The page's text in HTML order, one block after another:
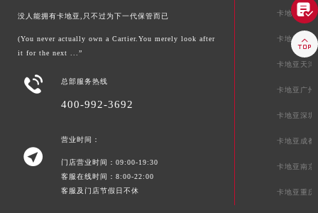
没人能拥有卡地亚,只不过为下一代保管而已
(You never actually own a Cartier.You merely look after
it for the next ...”
 总部服务热线
400-992-3692

营业时间：
门店营业时间：09:00-19:30
客服在线时间：8:00-22:00
客服及门店节假日不休
卡地亚北京
卡地亚上海
卡地亚天津
卡地亚广州
卡地亚深圳
卡地亚成都
卡地亚南京
卡地亚重庆

